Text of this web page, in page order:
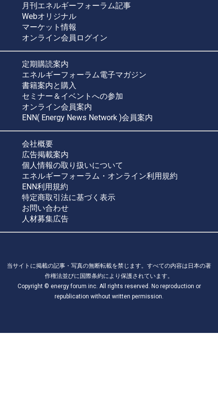
月刊エネルギーフォーラム記事
Webオリジナル
マーケット情報
オンライン会員ログイン
定期購読案内
エネルギーフォーラム電子マガジン
書籍案内と購入
セミナー＆イベントへの参加
オンライン会員案内
ENN( Energy News Network )会員案内
会社概要
広告掲載案内
個人情報の取り扱いについて
エネルギーフォーラム・オンライン利用規約
ENN利用規約
特定商取引法に基づく表示
お問い合わせ
人材募集広告
当サイトに掲載の記事・写真の無断転載を禁じます。すべての内容は日本の著
作権法並びに国際条約により保護されています。
Copyright © energy forum inc. All rights reserved. No reproduction or
republication without written permission.